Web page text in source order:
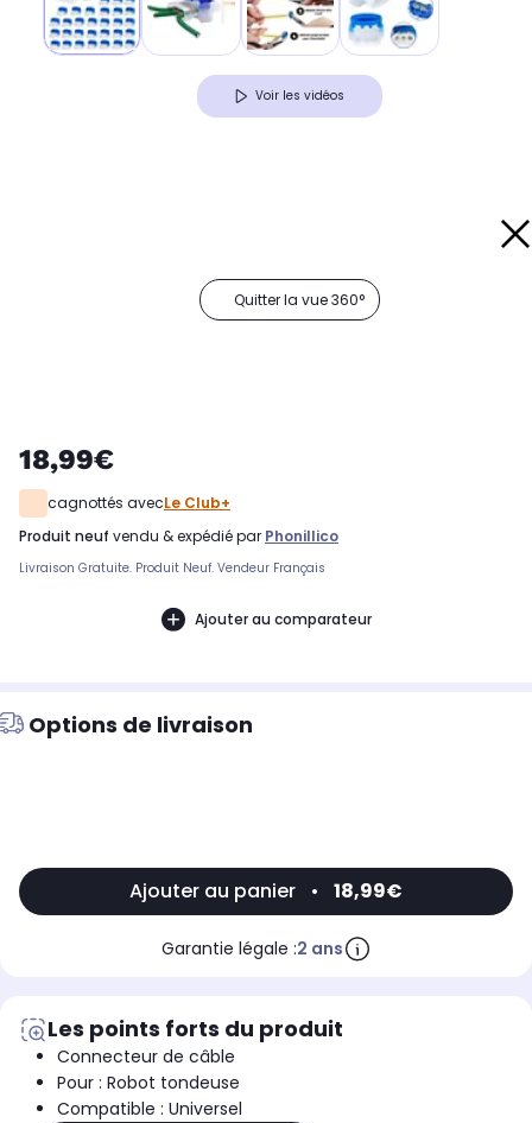
Voir les vidéos
Quitter la vue 360°
18,99€
cagnottés avecLe Club+
produit neuf vendu & expédié par Phonillico
Livraison Gratuite. Produit Neuf. Vendeur Français
Ajouter au comparateur
Options de livraison
Ajouter au panier • 18,99€
Garantie légale :2 ans
Les points forts du produit
Connecteur de câble
Pour : Robot tondeuse
Compatible : Universel